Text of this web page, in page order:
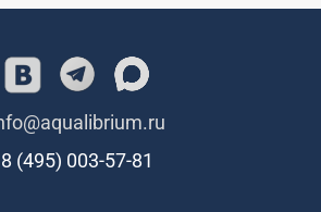
8 (495) 003-57-81